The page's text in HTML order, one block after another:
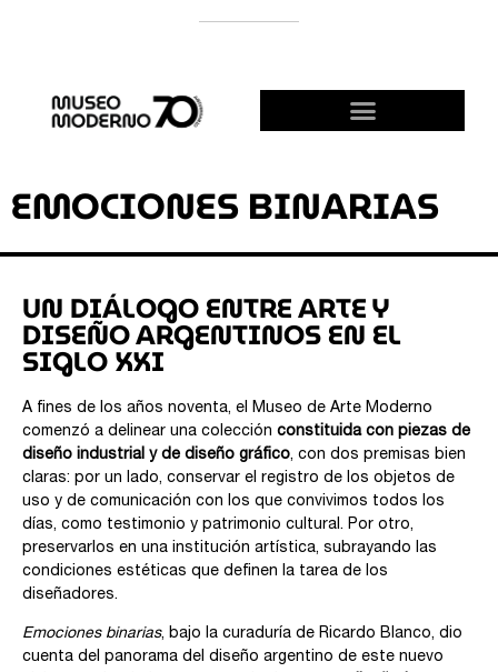
EMOCIONES BINARIAS
UN DIÁLOGO ENTRE ARTE Y
DISEÑO ARGENTINOS EN EL
SIGLO XXI
A fines de los años noventa, el Museo de Arte Moderno
comenzó a delinear una colección constituida con piezas de
diseño industrial y de diseño gráfico, con dos premisas bien
claras: por un lado, conservar el registro de los objetos de
uso y de comunicación con los que convivimos todos los
días, como testimonio y patrimonio cultural. Por otro,
preservarlos en una institución artística, subrayando las
condiciones estéticas que definen la tarea de los
diseñadores.
Emociones binarias, bajo la curaduría de Ricardo Blanco, dio
cuenta del panorama del diseño argentino de este nuevo